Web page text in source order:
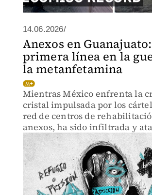
14.06.2026/
Anexos en
primera línea en la
la metanfetamina
Mientras México enfrenta la
cristal impulsada por los
red de centros de
anexos, ha sido infiltrada y
grupos armados en